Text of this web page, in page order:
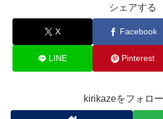
シェアする
X Facebook
LINE Pinterest
kirikazeをフォロ